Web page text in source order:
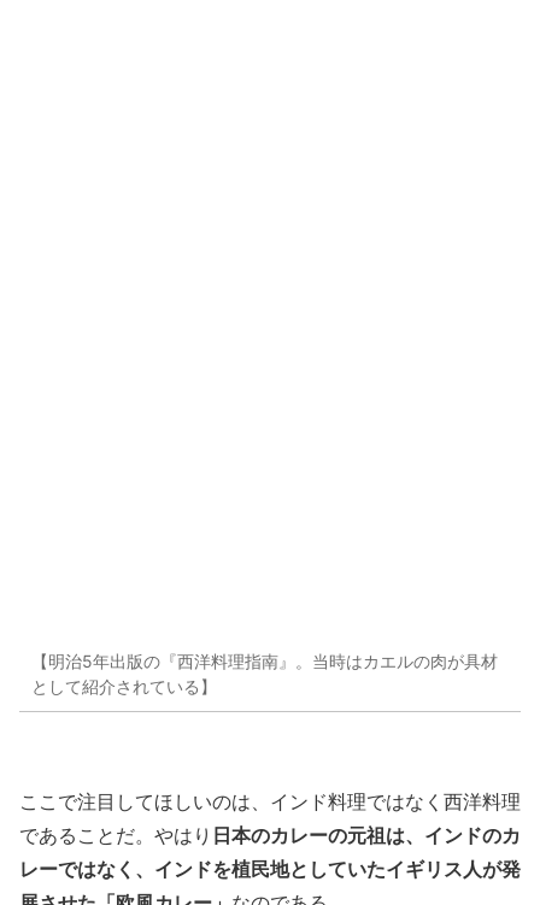
【明治5年出版の『西洋料理指南』。当時はカエルの肉が具材
として紹介されている】
ここで注目してほしいのは、インド料理ではなく西洋料理
であることだ。やはり 日本のカレーの元祖は、インドのカ
レーではなく、インドを植民地としていたイギリス人が発